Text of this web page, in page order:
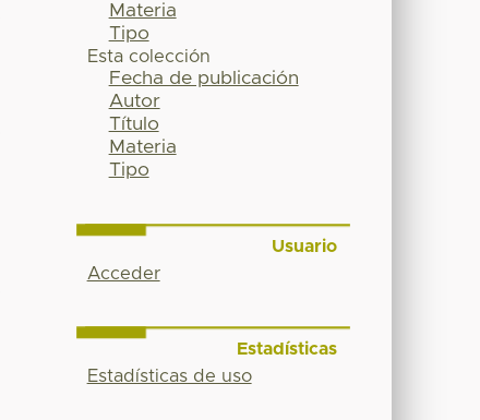
Materia
Tipo
Esta colección
Fecha de publicación
Autor
Título
Materia
Tipo
Usuario
Acceder
Estadísticas
Estadísticas de uso